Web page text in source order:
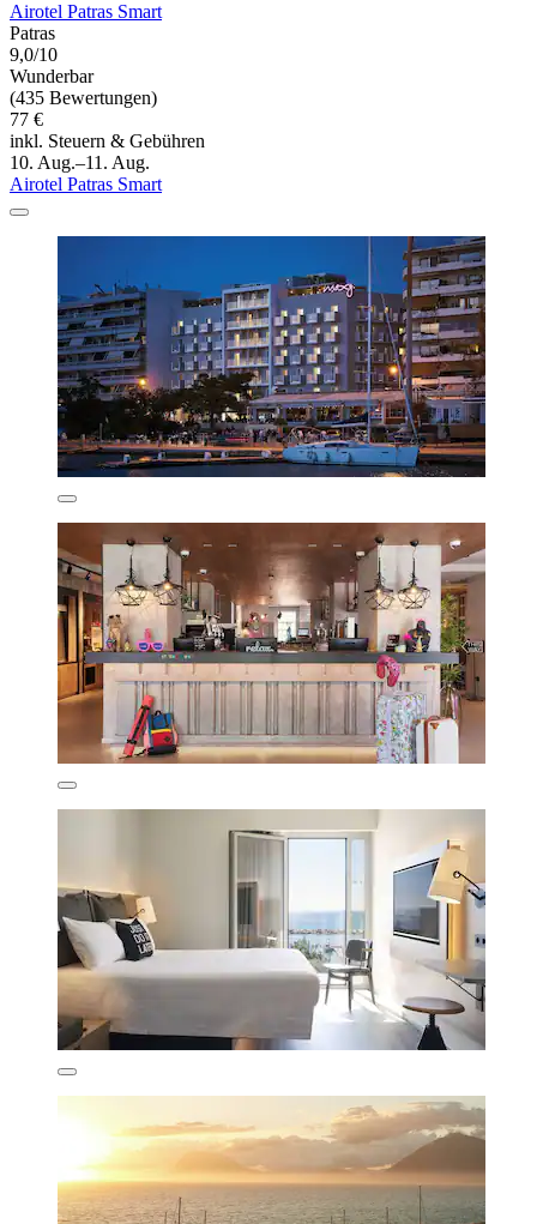
Airotel Patras Smart
Patras
9,0/10
Wunderbar
(435 Bewertungen)
77 €
inkl. Steuern & Gebühren
10. Aug.–11. Aug.
Airotel Patras Smart